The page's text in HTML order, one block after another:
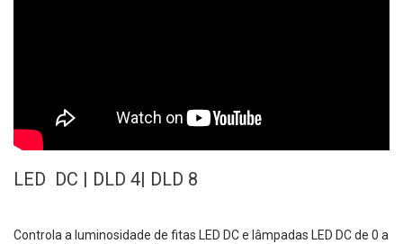
LED DC | DLD 4| DLD 8
Controla a luminosidade de fitas LED DC e lâmpadas LED DC de 0 a